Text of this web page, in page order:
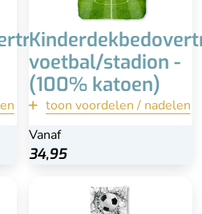
voetbal/stadion -
(100% katoen)
toon voordelen / nadelen
Vanaf
34,95
Bekijk
100% katoen